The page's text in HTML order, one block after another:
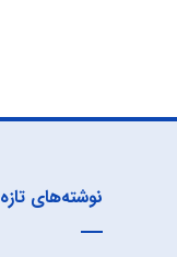
نوشته‌های تازه